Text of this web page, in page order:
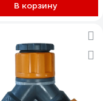
В корзину